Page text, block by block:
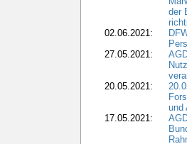
der
02.06.2021:
27.05.2021:
20.05.2021:
und
17.05.2021: